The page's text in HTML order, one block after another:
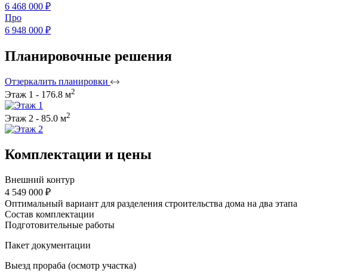
6 468 000 ₽
Про
6 948 000 ₽
Планировочные решения
Отзеркалить планировки
Этаж 1 - 176.8 м2
Этаж 2 - 85.0 м2
Комплектации и цены
Внешний контур
4 549 000 ₽
Оптимальный вариант для разделения строительства дома на два этапа
Состав комплектации
Подготовительные работы
Пакет документации
Выезд прораба (осмотр участка)